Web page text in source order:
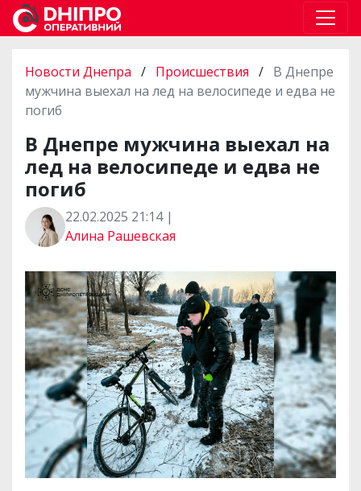
Новости Днепра / Происшествия / В Днепре
мужчина выехал на лед на велосипеде и едва не
погиб
В Днепре мужчина выехал на
лед на велосипеде и едва не
погиб
22.02.2025 21:14 |
Алина Рашевская